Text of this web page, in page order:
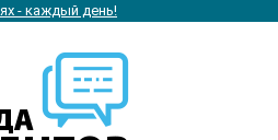
- каждый день!